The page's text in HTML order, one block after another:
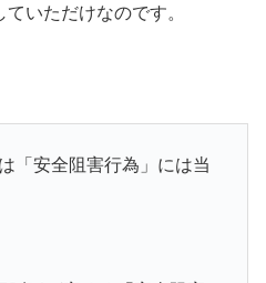
いただけなのです。
「安全阻害行為」には当